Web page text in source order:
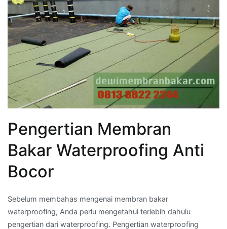
Pengertian Membran
Bakar Waterproofing Anti
Bocor
Sebelum membahas mengenai membran bakar
waterproofing, Anda perlu mengetahui terlebih dahulu
pengertian dari waterproofing. Pengertian waterproofing